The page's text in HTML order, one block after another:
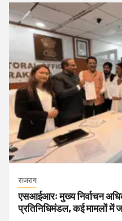
राजराग
एसआईआरः मुख्य निर्वाचन
प्रतिनिधिमंडल, कई मामलों में